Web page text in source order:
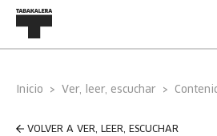
Inicio Ver, leer, escuchar
VOLVER A VER, LEER, ESCUCHAR